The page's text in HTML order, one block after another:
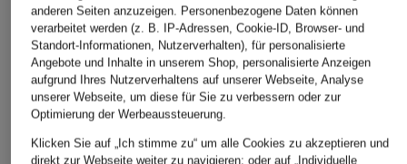
ÄHNLICHE ARTIKEL ENTDECKEN
anderen Seiten anzuzeigen. Personenbezogene Daten können
verarbeitet werden (z. B. IP-Adressen, Cookie-ID, Browser- und
Standort-Informationen, Nutzerverhalten), für personalisierte
Angebote und Inhalte in unserem Shop, personalisierte Anzeigen
aufgrund Ihres Nutzerverhaltens auf unserer Webseite, Analyse
unserer Webseite, um diese für Sie zu verbessern oder zur
Optimierung der Werbeaussteuerung.
Klicken Sie auf „Ich stimme zu“ um alle Cookies zu akzeptieren und
direkt zur Webseite weiter zu navigieren; oder auf „Individuelle